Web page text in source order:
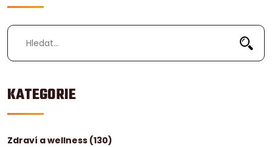
KATEGORIE
Zdraví a wellness (130)